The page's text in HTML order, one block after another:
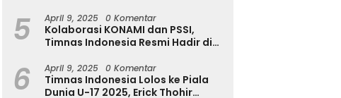
5 April 9, 2025 0 Komentar
Kolaborasi KONAMI dan PSSI,
Timnas Indonesia Resmi Hadir di
6 April 9, 2025 0 Komentar
Timnas Indonesia Lolos ke Piala
Dunia U-17 2025, Erick Thohir